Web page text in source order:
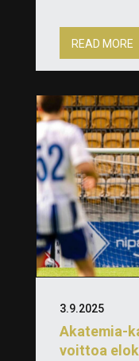
READ MORE
Akatemia-
voittoa
3.9.2025